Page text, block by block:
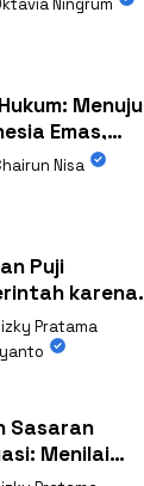
Wajah
Menuju
Emas,
Emasnya
Rumah Febrie!
Nisa
Puji
karena
Mengapa
Begitu Mudah
Pratama
Sasaran
Menilai
MBG Lewat